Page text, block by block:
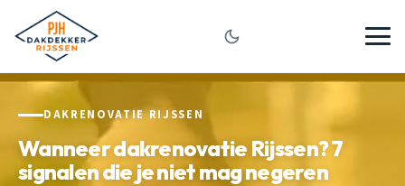
DAKRENOVATIE RIJSSEN
Wanneer dakrenovatie Rijssen? 7
signalen die je niet mag negeren